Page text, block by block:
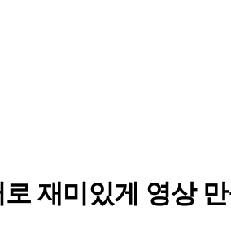
재미있게 영상